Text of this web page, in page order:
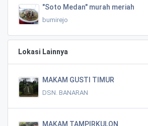
"Soto Medan" murah meriah
bumirejo
Lokasi Lainnya
MAKAM GUSTI TIMUR
DSN. BANARAN
MAKAM TAMPIRKULON